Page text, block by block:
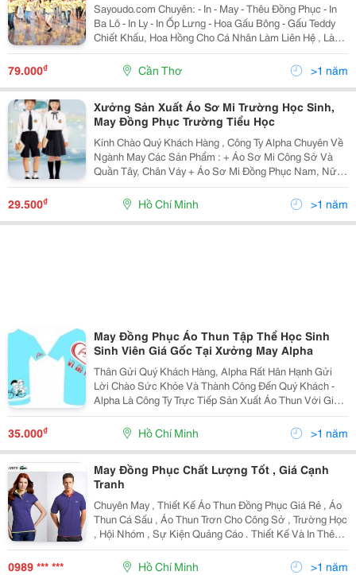
Sayoudo.com Chuyên: - In - May - Thêu Đồng Phục - In
Ba Lô - In Ly - In Ốp Lưng - Hoa Gấu Bông - Gấu Teddy
Chiết Khấu, Hoa Hồng Cho Cá Nhân Làm Liên Hệ , Làm
Việc Trực Tiếp Với Sayoudo.com Lh: 124/5A Đ.3/2 Q,
Nk - Tpct - 0169 567 1034 ; 0939 55
79.000₫ Cần Thơ >1 năm
Xưởng Sản Xuất Áo Sơ Mi Trường Học Sinh,
May Đồng Phục Trường Tiểu Học
Kính Chào Quý Khách Hàng , Công Ty Alpha Chuyên Về
Ngành May Các Sản Phẩm : + Áo Sơ Mi Công Sở Và
Quần Tây, Chân Váy + Áo Sơ Mi Đồng Phục Nam, Nữ,
Sơ Mi Kiểu Shop&Hellip; + Áo Sơ Mi Công Nhân + Áo
29.500₫ Hồ Chí Minh >1 năm
May Đồng Phục Áo Thun Tập Thể Học Sinh
Sinh Viên Giá Gốc Tại Xưởng May Alpha
Thân Gửi Quý Khách Hàng, Alpha Rất Hân Hạnh Gửi
Lời Chào Sức Khỏe Và Thành Công Đến Quý Khách -
Alpha Là Công Ty Trực Tiếp Sản Xuất Áo Thun Với Giá
Gốc, Không Thông Qua Bất Cứ Trung Gian Nào. Các
Laoi5 Áo Thun Alpha Đã Nhận Làm: + Áo Thun Đồng
35.000₫ Hồ Chí Minh >1 năm
May Đồng Phục Chất Lượng Tốt , Giá Cạnh
Tranh
Chuyên May , Thiết Kế Áo Thun Đồng Phục Giá Rẻ , Áo
Thun Cá Sấu , Áo Thun Trơn Cho Công Sở , Trường Học
, Hội Nhóm , Sự Kiện Quảng Cáo . Thiết Kế Và In Thêu
Hình Ảnh , Họa Tiết Theo Yêu Cầu Đảm Bảo Đẹp , Rẻ So
Với Thị Trường . Với Đội Ngũ Thiết Kế
0989 *** *** Hồ Chí Minh >1 năm